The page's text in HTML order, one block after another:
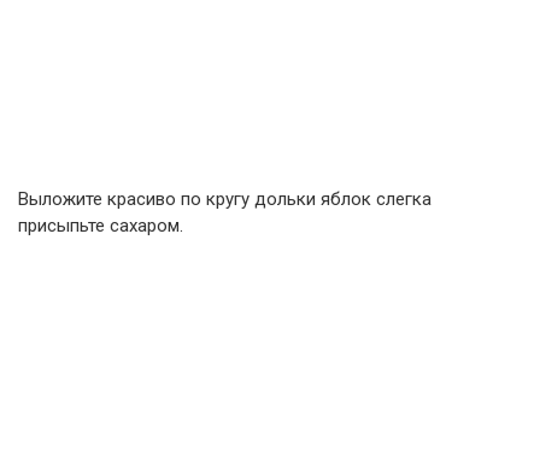
Выложите красиво по кругу дольки яблок слегка
присыпьте сахаром.